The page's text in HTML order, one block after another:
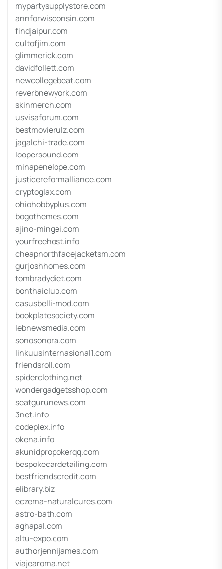
mypartysupplystore.com
annforwisconsin.com
findjaipur.com
cultofjim.com
glimmerick.com
davidfollett.com
newcollegebeat.com
reverbnewyork.com
skinmerch.com
usvisaforum.com
bestmovierulz.com
jagalchi-trade.com
loopersound.com
minapenelope.com
justicereformalliance.com
cryptoglax.com
ohiohobbyplus.com
bogothemes.com
ajino-mingei.com
yourfreehost.info
cheapnorthfacejacketsm.com
gurjoshhomes.com
tombradydiet.com
bonthaiclub.com
casusbelli-mod.com
bookplatesociety.com
lebnewsmedia.com
sonosonora.com
linkuusinternasional1.com
friendsroll.com
spiderclothing.net
wondergadgetsshop.com
seatgurunews.com
3net.info
codeplex.info
okena.info
akunidpropokerqq.com
bespokecardetailing.com
bestfriendscredit.com
elibrary.biz
eczema-naturalcures.com
astro-bath.com
aghapal.com
altu-expo.com
authorjennijames.com
viajearoma.net